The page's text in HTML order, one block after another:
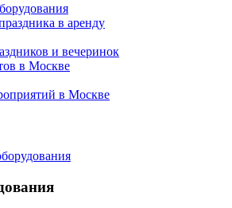
и вечеринок
в Москве